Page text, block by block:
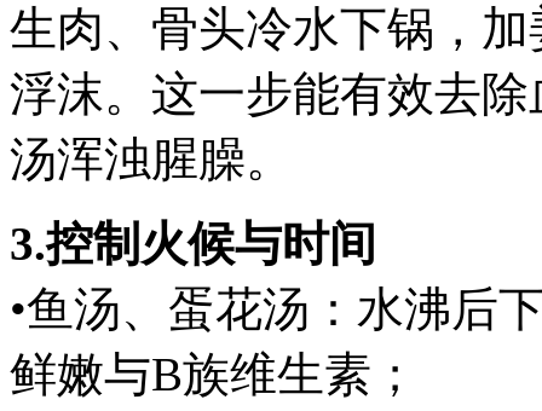
生肉、骨头冷水下锅，
浮沫。这一步能有效去
汤浑浊腥臊。
3.控制火候与时间
•鱼汤、蛋花汤：水沸后
鲜嫩与B族维生素；